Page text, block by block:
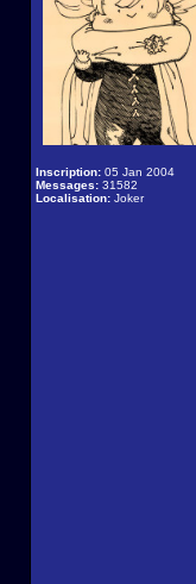
Inscription: 05 Jan 2004
Messages: 31582
Localisation: Joker